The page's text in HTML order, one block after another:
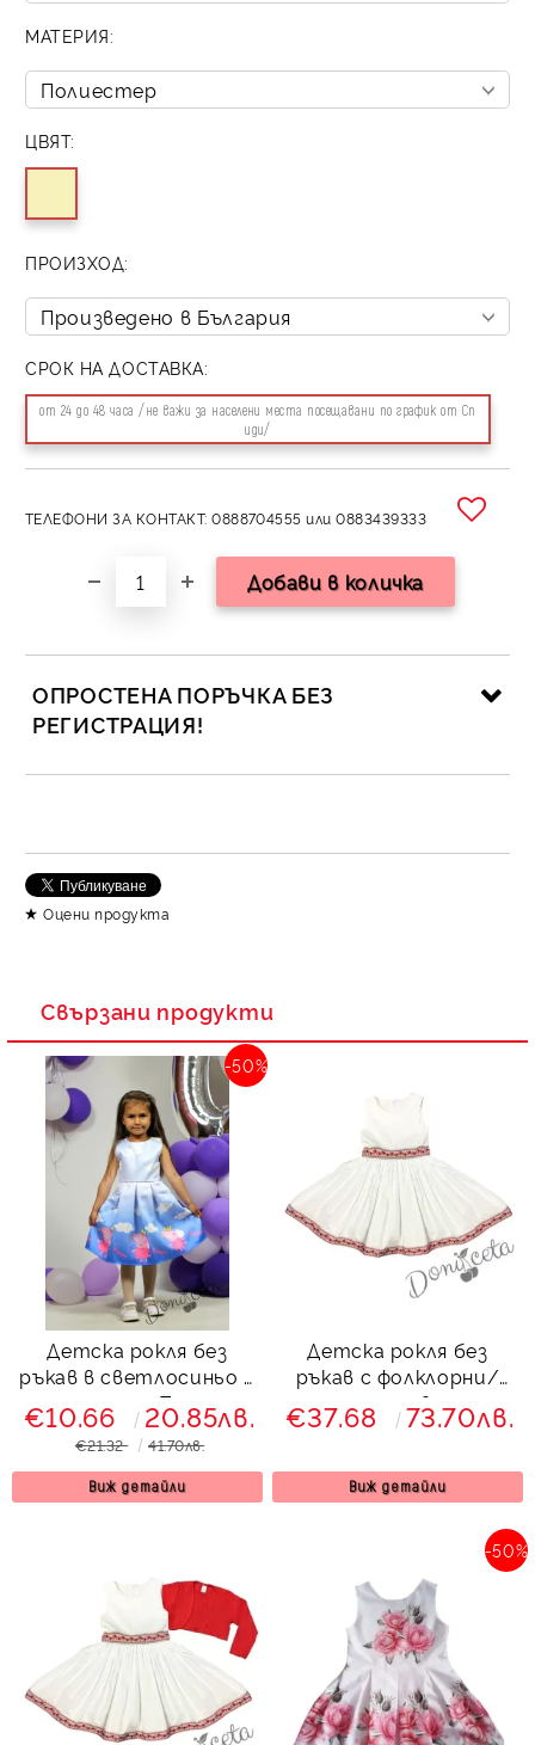
МАТЕРИЯ:
ЦВЯТ:
ПРОИЗХОД:
СРОК НА ДОСТАВКА:
от 24 до 48 часа /не важи за населени места посещавани по график от Сп
иди/
ТЕЛЕФОНИ ЗА КОНТАКТ: 0888704555 или 0883439333
ОПРОСТЕНА ПОРЪЧКА БЕЗ
РЕГИСТРАЦИЯ!
Съгласен съм с
Оцени продукта
Свързани продукти
Детска рокля без
ръкав в светлосиньо с
прасенцето Пепа пиг
-50%
€10.66 20.85лв.
€21.32 41.70лв.
Виж детайли
Детска рокля без
ръкав с фолклорни/
етно мотиви тип
народна носия в бяло
€37.68 73.70лв.
Виж детайли
-50%